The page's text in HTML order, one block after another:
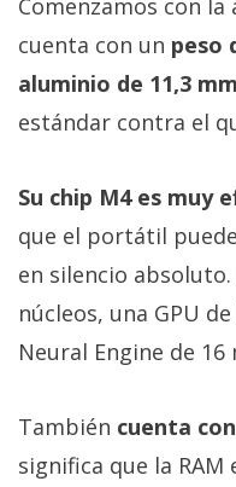
Comenzamos con
cuenta con un peso
aluminio de 11,3
estándar contra el
Su chip M4 es muy
que el portátil
en silencio
núcleos, una GPU
Neural Engine de 16
También cuenta
significa que la